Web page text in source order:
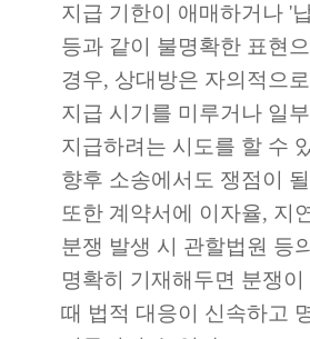
지급 기한이 애매하거나 '
등과 같이 불명확한 표현
경우, 상대방은 자의적으
지급 시기를 미루거나 일
지급하려는 시도를 할 수
향후 소송에서도 쟁점이
또한 계약서에 이자율, 지
분쟁 발생 시 관할법원 등
명확히 기재해두면 분쟁
때 법적 대응이 신속하고